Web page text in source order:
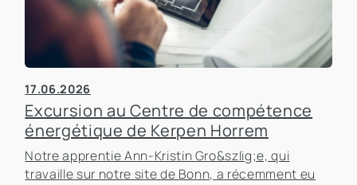
17.06.2026
Excursion au Centre de compétence
énergétique de Kerpen Horrem
Notre apprentie Ann-Kristin Gro&szlig;e, qui
travaille sur notre site de Bonn, a récemment eu